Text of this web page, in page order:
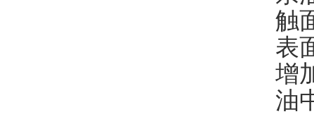
触
表
增
油